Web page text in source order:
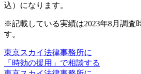
込）になります。
※記載している実績は2023年8月調査
す。
東京スカイ法律事務所に
「時効の援用」で相談する